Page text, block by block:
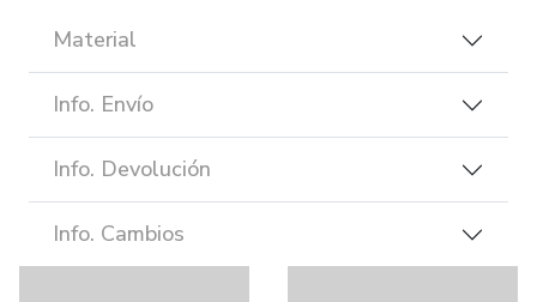
Material
Info. Envío
Info. Devolución
Info. Cambios